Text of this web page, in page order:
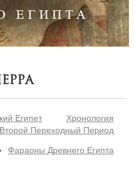
Хронология
Египет
Второй Переходный Период
Фараоны Древнего Египта